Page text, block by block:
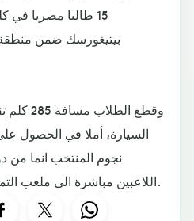
15 طالبا مصريا
بيتيغورسك ضمن
وقطع
السيارة، أملا في الحصول
نجوم المنتخب انما من
اللاعبين مباشرة الى ملعب التمرين المغلق أمام الجماهير.